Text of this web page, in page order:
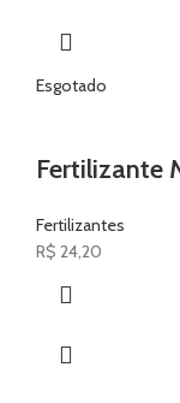
Esgotado
Fertilizante
Fertilizantes
R$ 24,20